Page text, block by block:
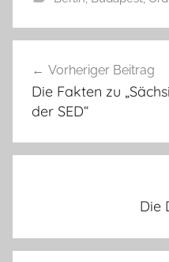
Vorheriger Beitrag
Die Fakten zu
der SED“
Die